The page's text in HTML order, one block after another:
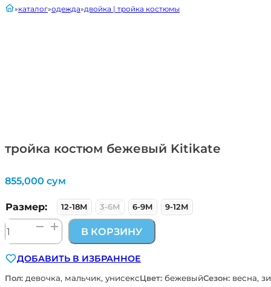
тройка костюм бежевый Kitikate
главнаякаталог одежда двойка | тройка костюмы
855,000 сум
Размер: 12-18М 3-6М 6-9М 9-12М
Количество
товара
костюм
бежевый
В КОРЗИНУ
ДОБАВИТЬ В ИЗБРАННОЕ
Пол: девочка, мальчик, унисексЦвет: бежевыйСезон: весна,